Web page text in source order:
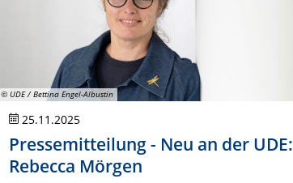
© UDE / Bettina Engel-Albustin
25.11.2025
Pressemitteilung - Neu an der UDE:
Rebecca Mörgen